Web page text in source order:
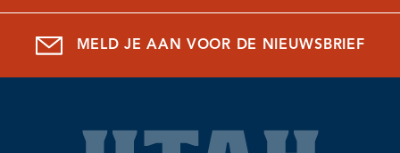
MELD JE AAN VOOR DE NIEUWSBRIEF